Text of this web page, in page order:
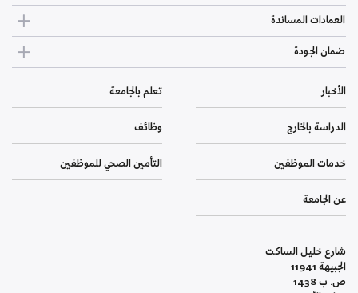
العمادات المساندة
ضمان الجودة
الأخبار تعلم بالجامعة
الدراسة بالخارج وظائف
خدمات الموظفين التأمين الصحي للموظفين
عن الجامعة
شارع خليل الساكت
الجبيهة 11941
ص. ب 1438